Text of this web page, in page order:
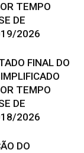
TEMPO
DE
2026
FINAL DO
TEMPO
DE
2026
DO